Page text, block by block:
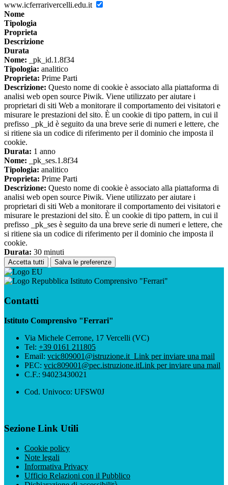
www.icferrarivercelli.edu.it
Nome
Tipologia
Proprieta
Descrizione
Durata
Nome: _pk_id.1.8f34
Tipologia: analitico
Proprieta: Prime Parti
Descrizione: Questo nome di cookie è associato alla piattaforma di
analisi web open source Piwik. Viene utilizzato per aiutare i
proprietari di siti Web a monitorare il comportamento dei visitatori e
misurare le prestazioni del sito. È un cookie di tipo pattern, in cui il
prefisso _pk_id è seguito da una breve serie di numeri e lettere, che
si ritiene sia un codice di riferimento per il dominio che imposta il
cookie.
Durata: 1 anno
Nome: _pk_ses.1.8f34
Tipologia: analitico
Proprieta: Prime Parti
Descrizione: Questo nome di cookie è associato alla piattaforma di
analisi web open source Piwik. Viene utilizzato per aiutare i
proprietari di siti Web a monitorare il comportamento dei visitatori e
misurare le prestazioni del sito. È un cookie di tipo pattern, in cui il
prefisso _pk_ses è seguito da una breve serie di numeri e lettere, che
si ritiene sia un codice di riferimento per il dominio che imposta il
cookie.
Durata: 30 minuti
Accetta tutti Salva le preferenze
Istituto Comprensivo "Ferrari"
Contatti
Istituto Comprensivo "Ferrari"
Via Michele Cerrone, 17 Vercelli (VC)
Tel: +39 0161 211805
Email: vcic809001@istruzione.it Link per inviare una mail
PEC: vcic809001@pec.istruzione.itLink per inviare una mail
C.F.: 94023430021
Cod. Univoco: UFSW0J
Sezione Link Utili
Cookie policy
Note legali
Informativa Privacy
Ufficio Relazioni con il Pubblico